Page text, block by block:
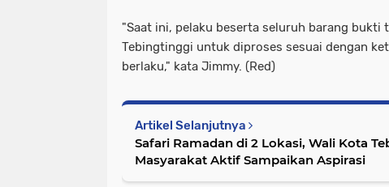
"Saat ini, pelaku beserta seluruh barang bukti
Tebingtinggi untuk diproses sesuai dengan
berlaku," kata Jimmy. (Red)
Artikel Selanjutnya
Safari Ramadan di 2 Lokasi, Wali Kota
Masyarakat Aktif Sampaikan Aspirasi